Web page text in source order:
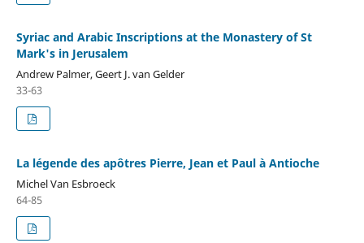
Syriac and Arabic Inscriptions at the Monastery of St
Mark's in Jerusalem
Andrew Palmer, Geert J. van Gelder
33-63
La légende des apôtres Pierre, Jean et Paul à Antioche
Michel Van Esbroeck
64-85